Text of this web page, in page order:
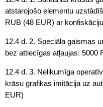
atstarojošo elementu
RUB (48 EUR) ar konfiskāciju
12.4 d. 2. Speciāla gaismas
bez attiecīgas atļaujas: 5000
12.4 d. 3. Nelikumīga
krāsu grafikas imitācija uz
EUR)